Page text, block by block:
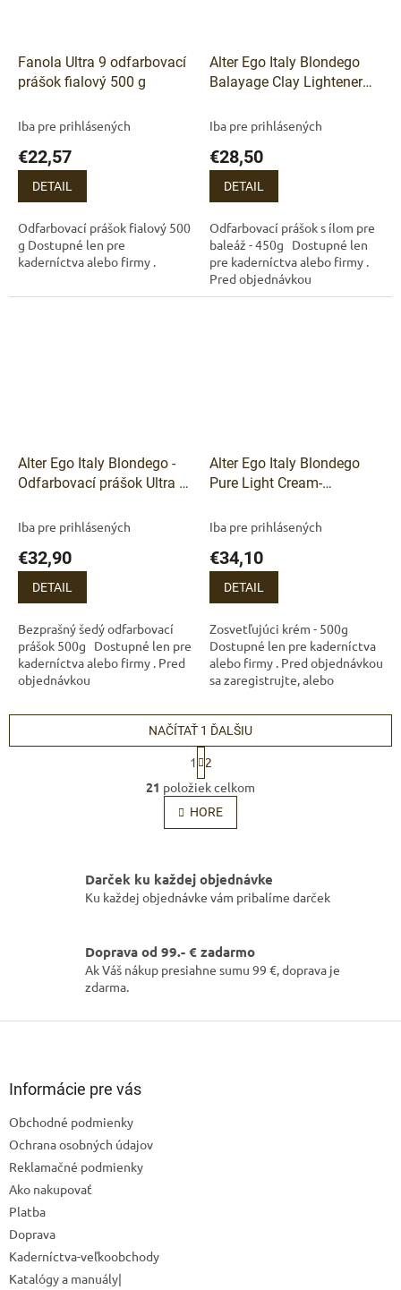
Fanola Ultra 9 odfarbovací
prášok fialový 500 g
Iba pre prihlásených
€22,57
DETAIL
Odfarbovací prášok fialový 500
g Dostupné len pre
kaderníctva alebo firmy .
Alter Ego Italy Blondego
Balayage Clay Lightener
pre baleáž -450g.
Iba pre prihlásených
€28,50
DETAIL
Odfarbovací prášok s ílom pre
baleáž - 450g Dostupné len
pre kaderníctva alebo firmy .
Pred objednávkou
sa zaregistrujte, alebo
Alter Ego Italy Blondego -
Odfarbovací prášok Ultra 9
Iba pre prihlásených
€32,90
DETAIL
Bezprašný šedý odfarbovací
prášok 500g Dostupné len pre
kaderníctva alebo firmy . Pred
objednávkou
prihláste.
Alter Ego Italy Blondego
Pure Light Cream-
Iba pre prihlásených
€34,10
DETAIL
Zosvetľujúci krém - 500g
Dostupné len pre kaderníctva
alebo firmy . Pred objednávkou
sa zaregistrujte, alebo
O
v
l
á
c
i
r
v
v
NAČÍTAŤ 1 ĎALŠIU
S
t
r
á
n
k
a
n
i
1
2
21 položiek celkom
HORE
Darček ku každej objednávke
Ku každej objednávke vám pribalíme darček
Doprava od 99.- € zadarmo
Ak Váš nákup presiahne sumu 99 €, doprava je
zdarma.
Informácie pre vás
Obchodné podmienky
Ochrana osobných údajov
Reklamačné podmienky
Ako nakupovať
Platba
Doprava
Kaderníctva-veľkoobchody
Katalógy a manuály|
Powered by chaterimo